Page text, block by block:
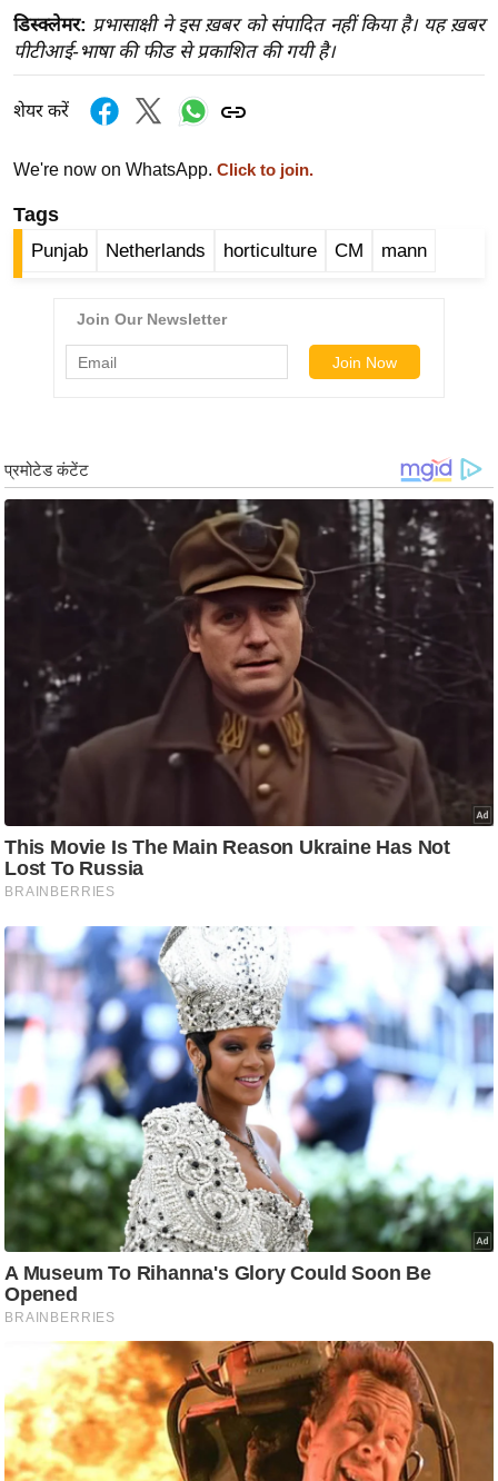
न्यू
ज
म
रं
ज
वु
ड
ल्म
e
a
i
n
g
N
w
s
ला
फ
स्टा
इ
ल
टे
क्नॉ
लॉ
जी
ब्यू
टी
डिस्क्लेमर: प्रभासाक्षी ने इस ख़बर को संपादित नहीं किया है। यह ख़बर
पीटीआई-भाषा की फीड से प्रकाशित की गयी है।
शेयर करें
We're now on WhatsApp. Click to join.
Tags
Punjab Netherlands horticulture CM mann